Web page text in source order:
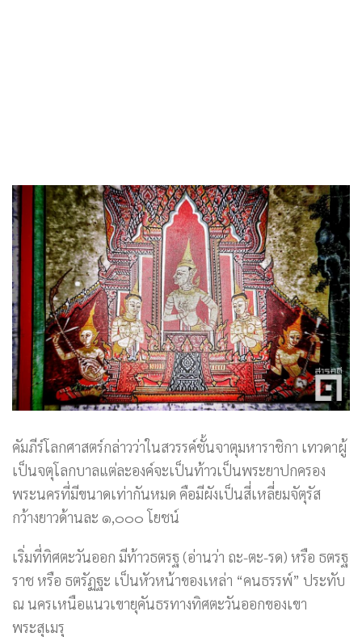
คัมภีร์โลกศาสตร์กล่าวว่าในสวรรค์ชั้นจาตุมหาราชิกา เทวดาผู้
เป็นจตุโลกบาลแต่ละองค์จะเป็นท้าวเป็นพระยาปกครอง
พระนครที่มีขนาดเท่ากันหมด คือมีผังเป็นสี่เหลี่ยมจัตุรัส
กว้างยาวด้านละ ๑,๐๐๐ โยชน์
เริ่มที่ทิศตะวันออก มีท้าวธตรฐ (อ่านว่า ถะ-ตะ-รด) หรือ ธตรฐ
ราช หรือ ธตรัฏฐะ เป็นหัวหน้าของเหล่า “คนธรรพ์” ประทับ
ณ นครเหนือแนวเขายุคันธรทางทิศตะวันออกของเขา
พระสุเมรุ